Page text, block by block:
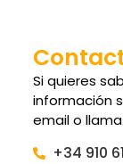
Si quieres
información
email o
+34 910